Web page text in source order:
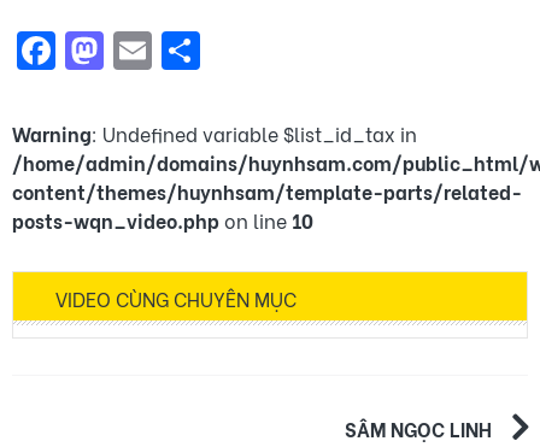
Facebook
Mastodon
Email
Warning: Undefined variable $list_id_tax in
/home/admin/domains/huynhsam.com/public_html/
content/themes/huynhsam/template-parts/related-
posts-wqn_video.phpon line 10
VIDEO CÙNG CHUYÊN MỤC
SÂM NGỌC LINH